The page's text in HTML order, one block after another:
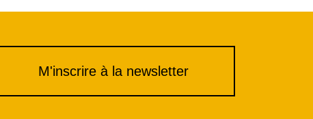
M'inscrire à la newsletter